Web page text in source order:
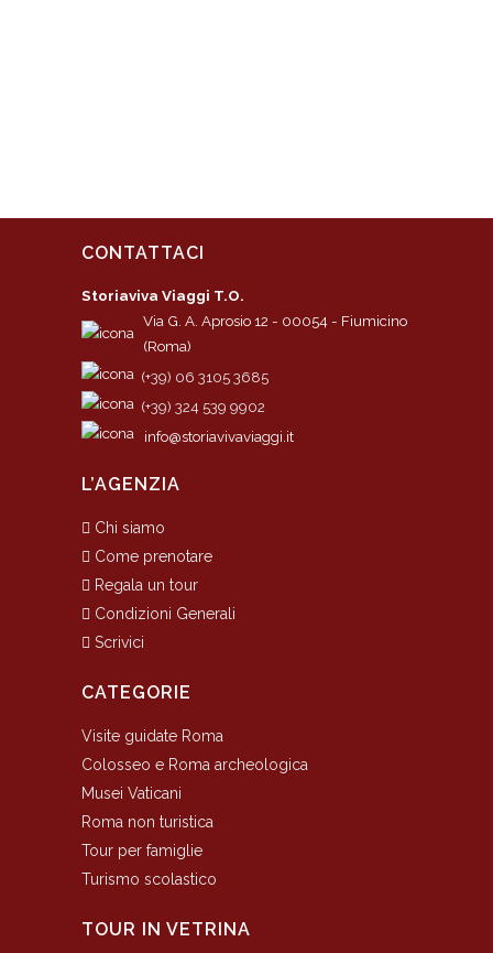
CONTATTACI
Storiaviva Viaggi T.O.
Via G. A. Aprosio 12 - 00054 - Fiumicino
(Roma)
(+39) 06 3105 3685
(+39) 324 539 9902
info@storiavivaviaggi.it
L’AGENZIA
Chi siamo
Come prenotare
Regala un tour
Condizioni Generali
Scrivici
CATEGORIE
Visite guidate Roma
Colosseo e Roma archeologica
Musei Vaticani
Roma non turistica
Tour per famiglie
Turismo scolastico
TOUR IN VETRINA